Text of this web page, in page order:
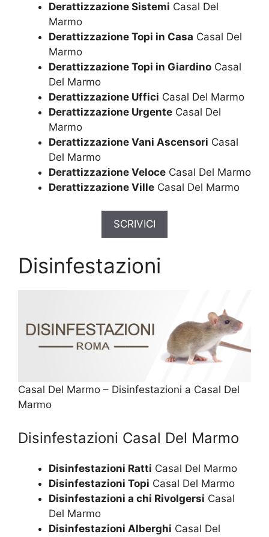
Derattizzazione Sistemi Casal Del
Marmo
Derattizzazione Topi in Casa Casal Del
Marmo
Derattizzazione Topi in Giardino Casal
Del Marmo
Derattizzazione Uffici Casal Del Marmo
Derattizzazione Urgente Casal Del
Marmo
Derattizzazione Vani Ascensori Casal
Del Marmo
Derattizzazione Veloce Casal Del Marmo
Derattizzazione Ville Casal Del Marmo
SCRIVICI
Disinfestazioni
Casal Del Marmo – Disinfestazioni a Casal Del
Marmo
Disinfestazioni Casal Del Marmo
Disinfestazioni Ratti Casal Del Marmo
Disinfestazioni Topi Casal Del Marmo
Disinfestazioni a chi Rivolgersi Casal
Del Marmo
Disinfestazioni Alberghi Casal Del